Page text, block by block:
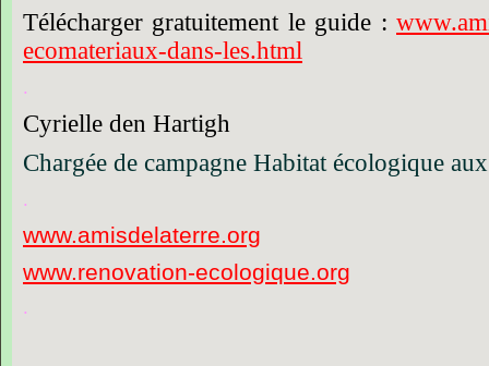
Télécharger gratuitement le guide :
ecomateriaux-dans-les.html
.
Cyrielle den Hartigh
Chargée de campagne Habitat écologique
.
www.amisdelaterre.org
www.renovation-ecologique.org
.